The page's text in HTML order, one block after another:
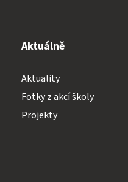
Aktuálně
Aktuality
Fotky z akcí školy
Projekty